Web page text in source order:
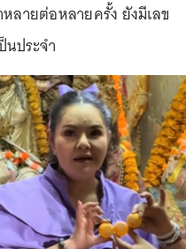
ลายต่อหลายครั้ง ยังมีเลข
ประจำ